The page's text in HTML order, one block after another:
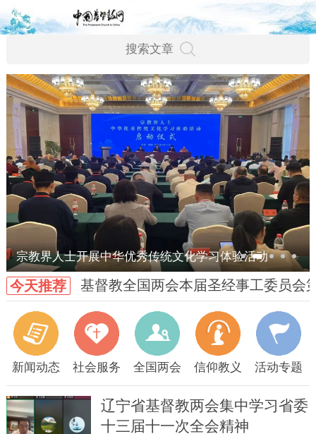
宗教界人士开展中华优秀传统文化学习体验活动
今天推荐 基督教全国两会本届圣经事工委员会
新闻动态 社会服务 全国两会 信仰教义 活动专题
辽宁省基督教两会集中学习省委
十三届十一次全会精神